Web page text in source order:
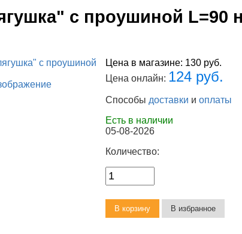
с проушиной L=90
Цена в магазине: 130 руб.
Цена онлайн: 124 руб.
Способы доставки иоплаты
Есть в наличии
05-08-2026
Количество: